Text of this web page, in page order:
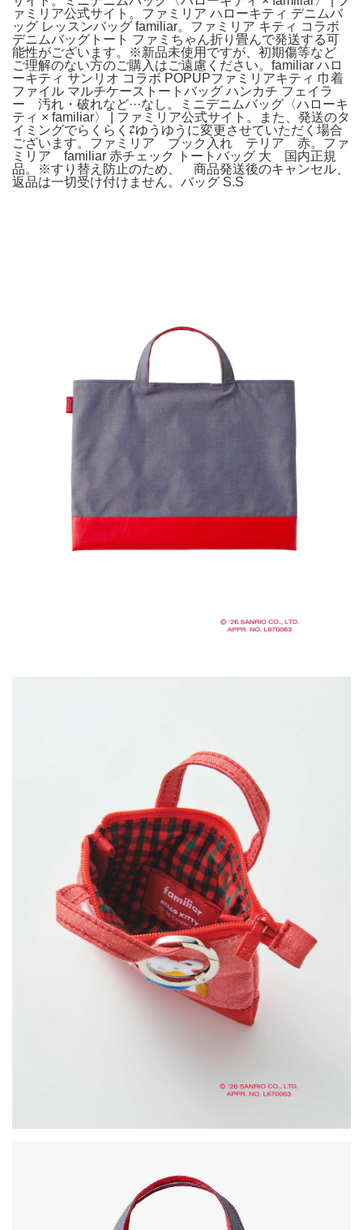
ァミリア公式サイト。ファミリア ハローキティ デニムバ
ッグ レッスンバッグ familiar。ファミリア キティ コラボ
デニムバッグトート ファミちゃん折り畳んで発送する可
能性がございます。※新品未使用ですが、初期傷等など
ご理解のない方のご購入はご遠慮ください。familiar ハロ
ーキティ サンリオ コラボ POPUPファミリアキティ 巾着
ファイル マルチケーストートバッグ ハンカチ フェイラ
ー 汚れ・破れなど···なし。ミニデニムバッグ〈ハローキ
ティ × familiar〉 | ファミリア公式サイト。また、発送のタ
イミングでらくらく⇄ゆうゆうに変更させていただく場合
ございます。ファミリア ブック入れ テリア 赤。ファ
ミリア familiar 赤チェック トートバッグ 大 国内正規
品。※すり替え防止のため、 商品発送後のキャンセル、
返品は一切受け付けません。バッグ S.S